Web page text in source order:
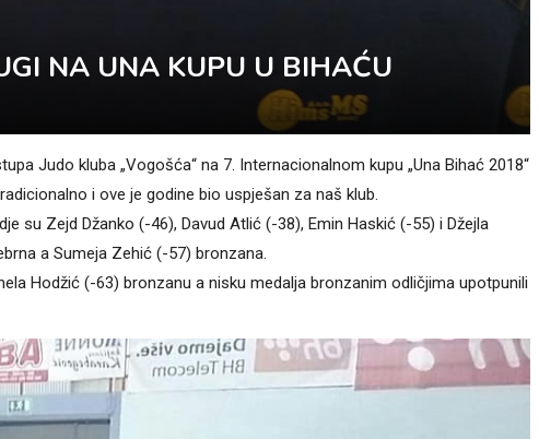
NA UNA KUPU U BIHAĆU
Judo kluba „Vogošća“ na 7. Internacionalnom kupu „Una Bihać 2018“
i ove je godine bio uspješan za naš klub.
su Zejd Džanko (-46), Davud Atlić (-38), Emin Haskić (-55) i Džejla
a Sumeja Zehić (-57) bronzana.
Hodžić (-63) bronzanu a nisku medalja bronzanim odličjima upotpunili